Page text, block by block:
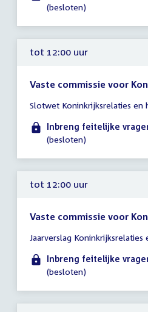
(besloten)
tot 12:00 uur
Vaste commissie voor
vergadering
tot
12:00
Slotwet Koninkrijksrelaties en
Inbreng feitelijke
(besloten)
tot 12:00 uur
Vaste commissie voor
vergadering
tot
12:00
Jaarverslag
Inbreng feitelijke
(besloten)